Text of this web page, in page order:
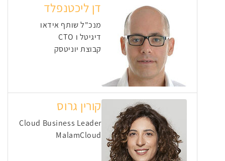
דן ליכטנפלד
מנכ"ל שותף אידאו
דיגיטל ו CTO
קבוצת יוניטסק
קורין גרוס
Cloud Business Leader
MalamCloud